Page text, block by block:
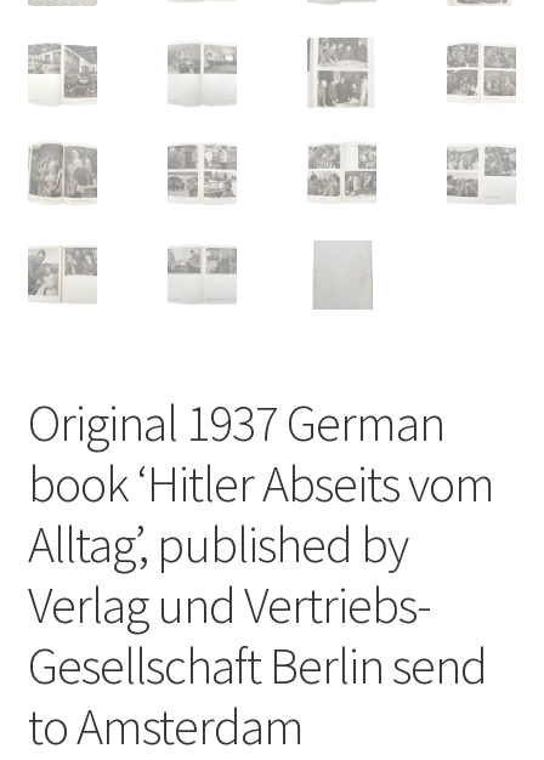
Original 1937 German
book ‘Hitler Abseits vom
Alltag’, published by
Verlag und Vertriebs-
Gesellschaft Berlin send
to Amsterdam